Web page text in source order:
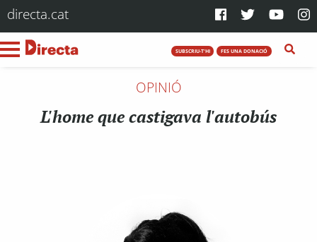
directa.cat
SUBSCRIU-T'HI FES UNA DONACIÓ
OPINIÓ
L'home que castigava l'autobús